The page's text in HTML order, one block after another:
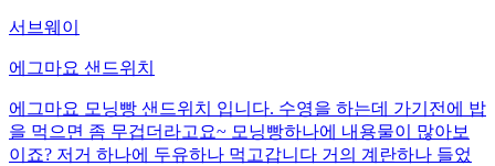
서브웨이
에그마요 샌드위치
에그마요 모닝빵 샌드위치 입니다. 수영을 하는데 가기전에 밥
을 먹으면 좀 무겁더라고요~ 모닝빵하나에 내용물이 많아보
이죠? 저거 하나에 두유하나 먹고갑니다 거의 계란하나 들었